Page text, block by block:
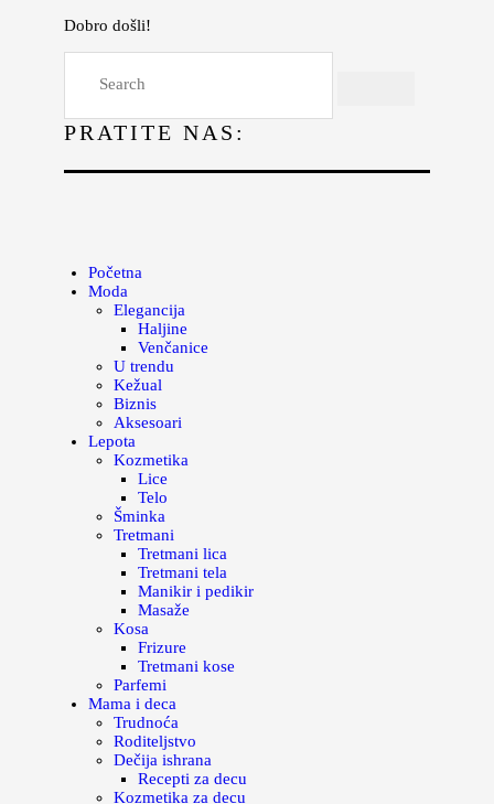
Dobro došli!
PRATITE NAS:
Početna
Moda
Elegancija
Haljine
Venčanice
U trendu
Kežual
Biznis
Aksesoari
Lepota
Kozmetika
Lice
Telo
Šminka
Tretmani
Tretmani lica
Tretmani tela
Manikir i pedikir
Masaže
Kosa
Frizure
Tretmani kose
Parfemi
Mama i deca
Trudnoća
Roditeljstvo
Dečija ishrana
Recepti za decu
Kozmetika za decu
Lepota
Kuhinja
Magazin